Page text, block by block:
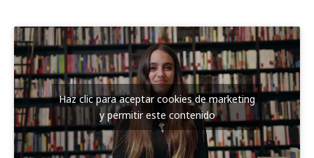
Haz clic para aceptar cookies de marketing
y permitir este contenido